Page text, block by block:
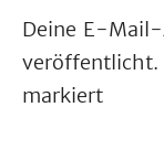
Deine E-
veröffentlicht.
markiert